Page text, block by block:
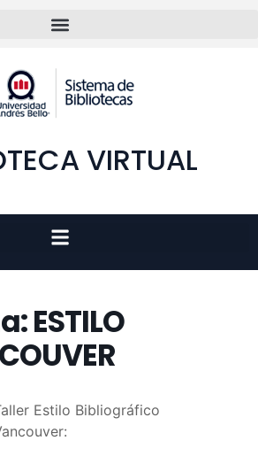
VIRTUAL
ESTILO
Estilo Bibliográfico